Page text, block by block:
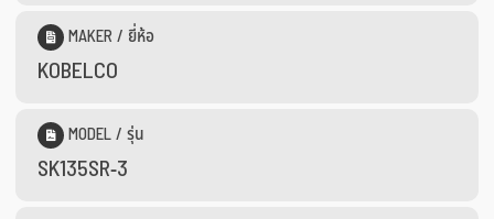
MAKER / ยี่ห้อ
KOBELCO
MODEL / รุ่น
SK135SR-3